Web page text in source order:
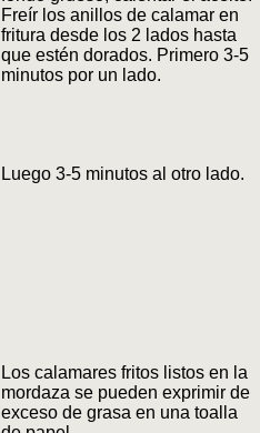
Freír los anillos de calamar en
fritura desde los 2 lados hasta
que estén dorados. Primero 3-5
minutos por un lado.
Luego 3-5 minutos al otro lado.
Los calamares fritos listos en la
mordaza se pueden exprimir de
exceso de grasa en una toalla